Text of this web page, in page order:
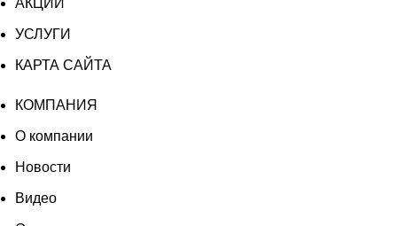
АКЦИИ
УСЛУГИ
КАРТА САЙТА
КОМПАНИЯ
О компании
Новости
Видео